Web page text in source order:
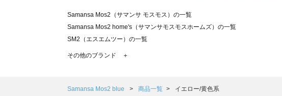
Samansa Mos2（サマンサ モスモス）の一覧
Samansa Mos2 home's（サマンサモスモスホームズ）の一覧
SM2（エスエムツー）の一覧
TSUHARU by Samansa Mos2（ツハルバイサマンサモスモス）の一覧
Samansa Mos2 Lagom（サマンサモスモス ラーゴム）の一覧
その他のブランド ＋
Samansa Mos2 blue 商品一覧 イエロー/黄色系